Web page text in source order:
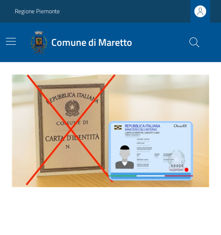
Regione Piemonte
Comune di Maretto
Ultime notizie